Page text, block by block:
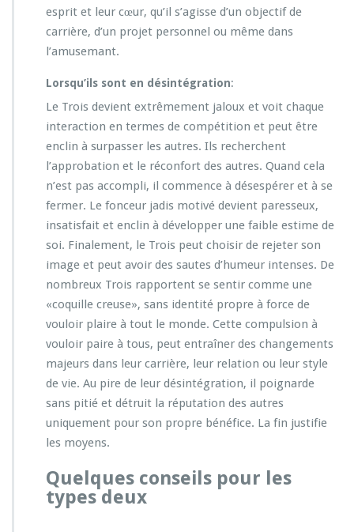
esprit et leur cœur, qu’il s’agisse d’un objectif de
carrière, d’un projet personnel ou même dans
l’amusemant.
Lorsqu’ils sont en désintégration:
Le Trois devient extrêmement jaloux et voit chaque
interaction en termes de compétition et peut être
enclin à surpasser les autres. Ils recherchent
l’approbation et le réconfort des autres. Quand cela
n’est pas accompli, il commence à désespérer et à se
fermer. Le fonceur jadis motivé devient paresseux,
insatisfait et enclin à développer une faible estime de
soi. Finalement, le Trois peut choisir de rejeter son
image et peut avoir des sautes d’humeur intenses. De
nombreux Trois rapportent se sentir comme une
«coquille creuse», sans identité propre à force de
vouloir plaire à tout le monde. Cette compulsion à
vouloir paire à tous, peut entraîner des changements
majeurs dans leur carrière, leur relation ou leur style
de vie. Au pire de leur désintégration, il poignarde
sans pitié et détruit la réputation des autres
uniquement pour son propre bénéfice. La fin justifie
les moyens.
Quelques conseils pour les
types deux